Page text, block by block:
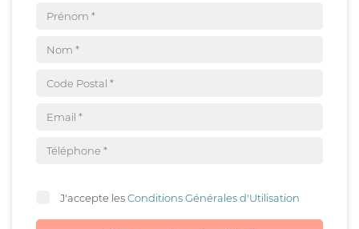
J'accepte lesConditions Générales d'Utilisation